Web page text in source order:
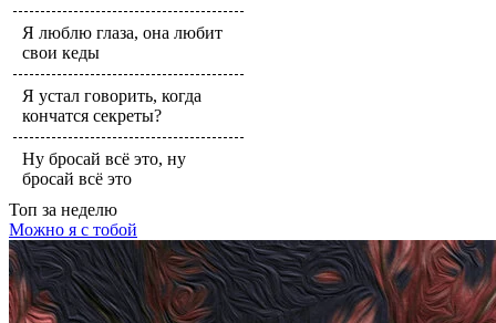
Я люблю глаза, она любит
свои кеды
Я устал говорить, когда
кончатся секреты?
Ну бросай всё это, ну
бросай всё это
Топ за неделю
Можно я с тобой